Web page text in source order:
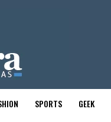
SPORTS GEEK